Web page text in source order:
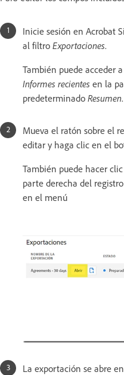
Inicie sesión en Acrobat
al filtro Exportaciones.
También puede acceder
Informes recientes en la
predeterminado Resumen.
Mueva el ratón sobre el
editar y haga clic en el
También puede hacer
parte derecha del
en el menú
La exportación se abre